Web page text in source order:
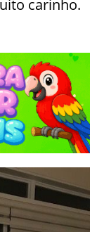
carinho.